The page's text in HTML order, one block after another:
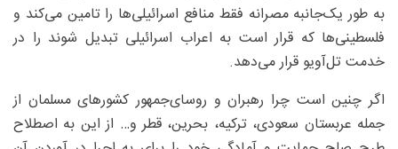
به طور یک‌جانبه مصرانه فقط منافع اسرائیلی‌ها را تامین می‌کند و
فلسطینی‌ها که قرار است به اعراب اسرائیلی تبدیل شوند را در
خدمت تل‌آویو قرار می‌دهد.
اگر چنین است چرا رهبران و روسای‌جمهور کشورهای مسلمان از
جمله عربستان سعودی، ترکیه، بحرین، قطر و… از این به اصطلاح